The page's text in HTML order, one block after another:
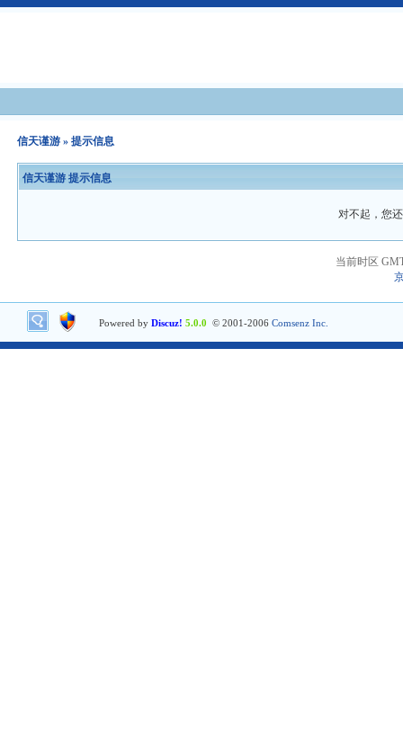
信天谨游 » 提示信息
信天谨游 提示信息
对不起，您
当前时区
Powered by Discuz! 5.0.0 © 2001-2006 Comsenz Inc.